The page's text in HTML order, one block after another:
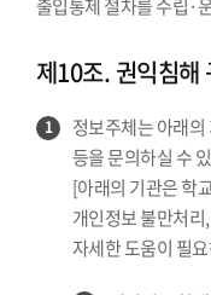
출입통제 절차를 수립·
제10조. 권익침해
1
정보주체는 아래
등을 문의하실 수
[아래의 기관은 학
개인정보 불만처
자세한 도움이 필